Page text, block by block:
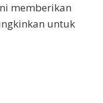
memberikan
untuk